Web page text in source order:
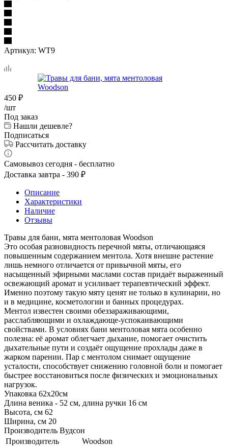
Артикул: WT9
450 ₽
/шт
Под заказ
Нашли дешевле?
Подписаться
Рассчитать доставку
Самовывоз сегодня - бесплатно
Доставка завтра - 390 ₽
Описание
Характеристики
Наличие
Отзывы
Травы для бани, мята ментоловая Woodson
Это особая разновидность перечной мяты, отличающаяся
повышенным содержанием ментола. Хотя внешне растение
лишь немного отличается от привычной мяты, его
насыщенный эфирными маслами состав придаёт выраженный
освежающий аромат и усиливает терапевтический эффект.
Именно поэтому такую мяту ценят не только в кулинарии, но
и в медицине, косметологии и банных процедурах.
Ментол известен своими обеззараживающими,
расслабляющими и охлаждающе-успокаивающими
свойствами. В условиях бани ментоловая мята особенно
полезна: её аромат облегчает дыхание, помогает очистить
дыхательные пути и создаёт ощущение прохлады даже в
жарком парении. Пар с ментолом снимает ощущение
усталости, способствует снижению головной боли и помогает
быстрее восстановиться после физических и эмоциональных
нагрузок.
Упаковка 62х20см
Длина веника - 52 см, длина ручки 16 см
Высота, см 62
Ширина, см 20
Производитель Вудсон
Производитель
Woodson